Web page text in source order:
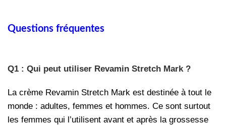
Questions fréquentes
Q1 : Qui peut utiliser Revamin Stretch Mark ?
La crème Revamin Stretch Mark est destinée à tout le
monde : adultes, femmes et hommes. Ce sont surtout
les femmes qui l’utilisent avant et après la grossesse